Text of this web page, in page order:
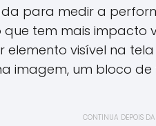
para medir a
tem mais impacto
elemento visível na
imagem, um bloco
CONTINUA DEPOIS